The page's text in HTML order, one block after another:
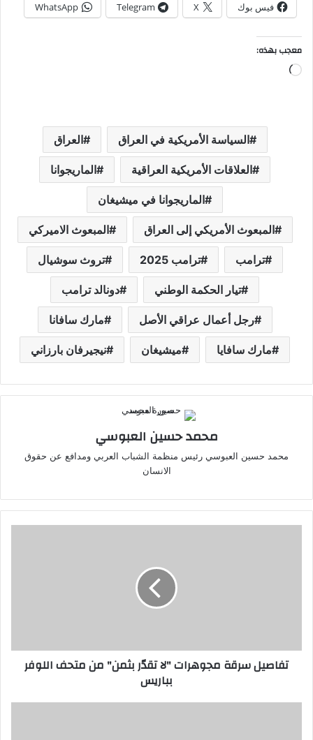
فيس بوك X
Telegram
WhatsApp
معجب بهذه:
جاري
السياسة الأمريكية في العراق العراق
العلاقات الأمريكية العراقية الماريجوانا
الماريجوانا في ميشيغان
المبعوث الأمريكي إلى العراق المبعوث الاميركي
ترامب ترامب 2025 تروث سوشيال
تيار الحكمة الوطني دونالد ترامب
رجل أعمال عراقي الأصل مارك سافانا
مارك سافايا ميشيغان نيجيرفان بارزاني
محمد حسين العبوسي
محمد حسين العبوسي رئيس منظمة الشباب العربي ومدافع عن حقوق
الانسان
اللوفر
بباريس
تفاصيل سرقة مجوهرات "لا تقدّر بثمن" من متحف اللوفر
بباريس